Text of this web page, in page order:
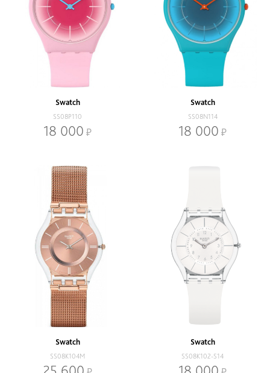
Swatch
SS08P110
18 000
Swatch
SS08N114
18 000
Swatch
SS08K104M
Swatch
SS08K102-S14